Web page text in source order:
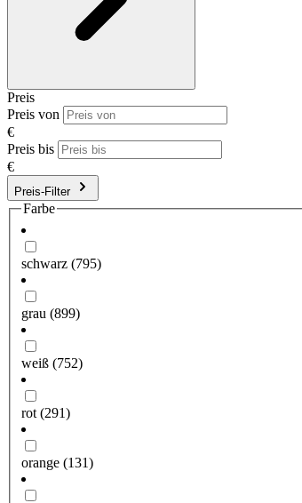
Preis
Preis von
€
Preis bis
€
Preis-Filter
Farbe
schwarz (795)
grau (899)
weiß (752)
rot (291)
orange (131)